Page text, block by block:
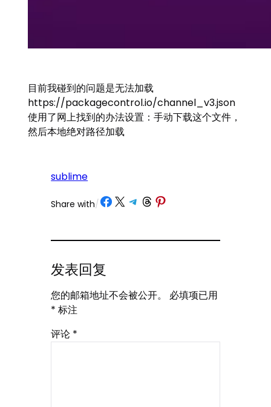
目前我碰到的问题是无法加载
https://packagecontrol.io/channel_v3.json
使用了网上找到的办法设置：手动下载这个文件，
然后本地绝对路径加载
sublime
Share with/ Share on Facebook
Share on X Share on Telegram
Share on Threads
Share on Pinterest
发表回复
您的邮箱地址不会被公开。
必填项已用
* 标注
评论 *